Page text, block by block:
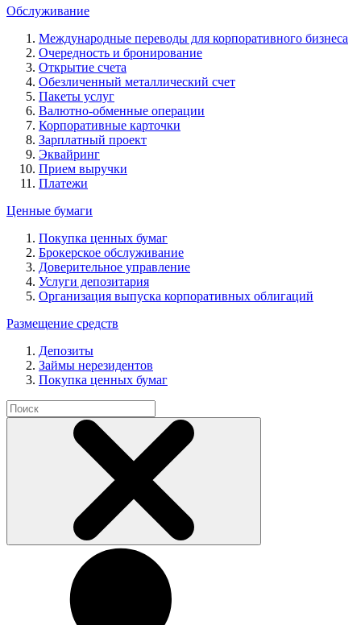
Обслуживание
Международные переводы для корпоративного бизнеса
Очередность и бронирование
Открытие счета
Обезличенный металлический счет
Пакеты услуг
Валютно-обменные операции
Корпоративные карточки
Зарплатный проект
Эквайринг
Прием выручки
Платежи
Ценные бумаги
Покупка ценных бумаг
Брокерское обслуживание
Доверительное управление
Услуги депозитария
Организация выпуска корпоративных облигаций
Размещение средств
Депозиты
Займы нерезидентов
Покупка ценных бумаг